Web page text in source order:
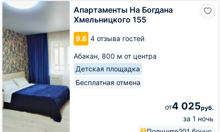
Апартаменты На Богдана
Хмельницкого 155
9.8 4 отзыва гостей
Абакан, 800 м от центра
Детская площадка
Бесплатная отмена
от4 025руб.
за 1 ночь
Апартаменты
Хмельницкого
155